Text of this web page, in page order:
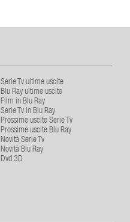
Serie Tv ultime uscite
Blu Ray ultime uscite
Film in Blu Ray
Serie Tv in Blu Ray
Prossime uscite Serie Tv
Prossime uscite Blu Ray
Novità Serie Tv
Novità Blu Ray
Dvd 3D